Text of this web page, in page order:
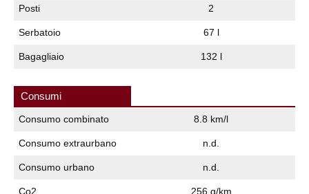
Posti 2
Serbatoio 67 l
Bagagliaio 132 l
Consumi
Consumo combinato 8.8 km/l
Consumo extraurbano n.d.
Consumo urbano n.d.
Co2 256 g/km